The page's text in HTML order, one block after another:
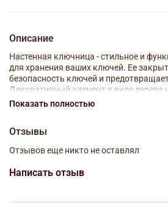
Описание
Настенная ключница - стильное и
для хранения ваших ключей. Ее
безопасность ключей и
Декоративный элемент в виде дерева
нотку природы и уюта в ваш интерьер.
Этот аксессуар поможет
рукой. Идеальное дополнение для
Материал: дерево/металл
Показать полностью
Отзывы
Отзывов еще никто не оставлял
Написать отзыв